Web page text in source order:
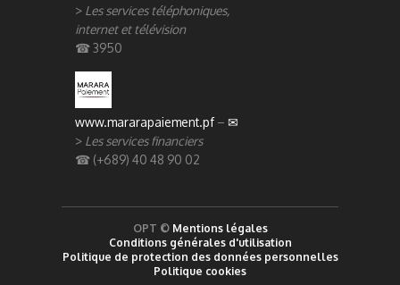
> Les services téléphoniques,
internet et télévision
☎ 3950
www.mararapaiement.pf– ✉
> Les services financiers
☎ (+689) 40 48 90 02
OPT © Mentions légales
Conditions générales d'utilisation
Politique de protection des données personnelles
Politique cookies